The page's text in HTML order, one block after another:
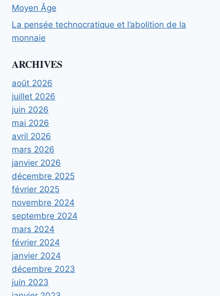
Moyen Âge
La pensée technocratique et l’abolition de la
monnaie
ARCHIVES
août 2026
juillet 2026
juin 2026
mai 2026
avril 2026
mars 2026
janvier 2026
décembre 2025
février 2025
novembre 2024
septembre 2024
mars 2024
février 2024
janvier 2024
décembre 2023
juin 2023